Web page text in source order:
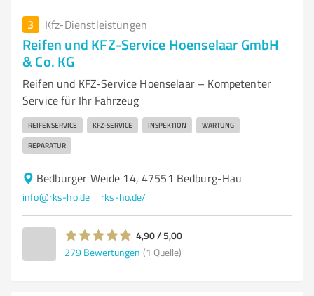
3 Kfz-Dienstleistungen
Reifen und KFZ-Service Hoenselaar GmbH
& Co. KG
Reifen und KFZ-Service Hoenselaar – Kompetenter
Service für Ihr Fahrzeug
REIFENSERVICE KFZ-SERVICE INSPEKTION WARTUNG
REPARATUR
Bedburger Weide 14, 47551 Bedburg-Hau
info@rks-ho.de rks-ho.de/
4,90 / 5,00
279 Bewertungen (1 Quelle)